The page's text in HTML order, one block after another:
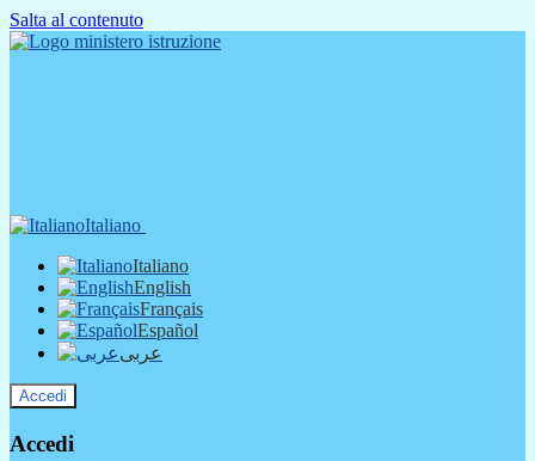
Salta al contenuto
Italiano
Italiano
English
Français
Español
عربى
Accedi
Accedi